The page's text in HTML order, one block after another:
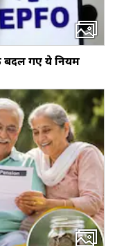
बदल गए ये नियम